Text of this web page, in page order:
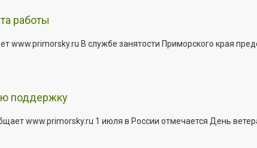
работы
В службе занятости Приморского края
поддержку
www.primorsky.ru 1 июля в России отмечается День